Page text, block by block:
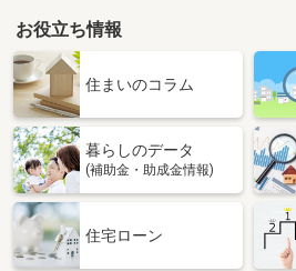
兵庫県明石市西明石町５丁目
価 格
兵庫県明石
専有面積 24.51m²
間取り
兵庫県明石市大久保町西島
お役立ち情報
住まいのコラム
暮らしのデータ
(補助金・助成金情報)
住宅ローン